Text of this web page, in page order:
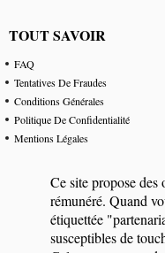
TOUT SAVOIR
FAQ
Tentatives De Fraudes
Conditions Générales
Politique De Confidentialité
Mentions Légales
Ce site propose des
rémunéré. Quand
étiquettée
susceptibles de